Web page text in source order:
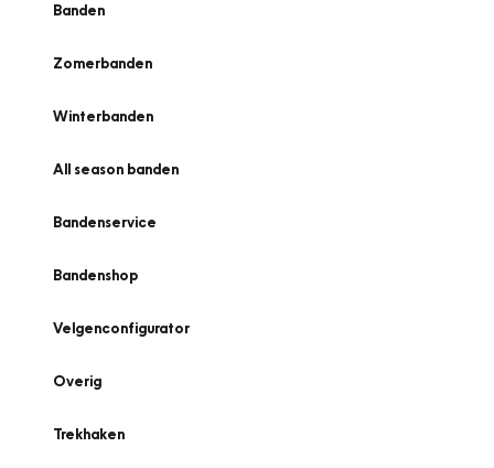
Banden
Zomerbanden
Winterbanden
All season banden
Bandenservice
Bandenshop
Velgenconfigurator
Overig
Trekhaken